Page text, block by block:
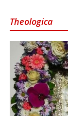
Theologica